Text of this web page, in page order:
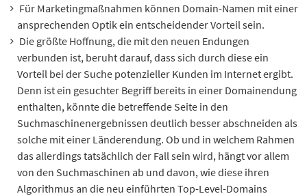
Für Marketingmaßnahmen können Domain-Namen mit einer
ansprechenden Optik ein entscheidender Vorteil sein.
Die größte Hoffnung, die mit den neuen Endungen
verbunden ist, beruht darauf, dass sich durch diese ein
Vorteil bei der Suche potenzieller Kunden im Internet ergibt.
Denn ist ein gesuchter Begriff bereits in einer Domainendung
enthalten, könnte die betreffende Seite in den
Suchmaschinenergebnissen deutlich besser abschneiden als
solche mit einer Länderendung. Ob und in welchem Rahmen
das allerdings tatsächlich der Fall sein wird, hängt vor allem
von den Suchmaschinen ab und davon, wie diese ihren
Algorithmus an die neu einführten Top-Level-Domains